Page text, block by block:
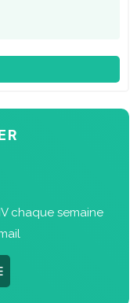
chaque semaine